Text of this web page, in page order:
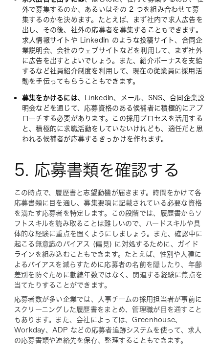
外で募集するのか、あるいはその 2 つを組み合わせて募
集するのかを決めます。たとえば、まず社内で求人広告を
出し、その後、社外の応募者を募集することもできます。
求人情報サイトや LinkedIn のような投稿サイト、合同企
業説明会、会社のウェブサイトなどを利用して、まず社外
に広告を出すとよいでしょう。また、紹介ボーナスを支給
するなど社員紹介制度を利用して、現在の従業員に採用活
動を手伝ってもらうこともできます。
募集をかけるには、LinkedIn、メール、SNS、合同企業説
明会などを通じて、応募資格のある候補者に積極的にアプ
ローチする必要があります。この採用プロセスを活用する
と、積極的に求職活動をしていないけれども、適任だと思
われる候補者が応募するきっかけを作れます。
5. 応募書類を確認する
この時点で、履歴書と志望動機が届きます。時間をかけて各
応募書類に目を通し、募集要項に記載されている必要な資格
を満たす応募者を特定します。この段階では、履歴書からソ
フトスキルを読み取ることは難しいので、ハードスキルや具
体的な経験に重点を置くようにしましょう。また、確認中に
起こる無意識のバイアス (偏見) に対処するために、ガイド
ラインを組み込むこともできます。たとえば、性別や人種に
よるバイアスを減らすために応募者の名前を隠したり、年齢
差別を防ぐために勤続年数ではなく、関連する経験に焦点を
当てたりすることができます。
応募者数が多い企業では、人事チームの採用担当者が事前に
スクリーニングした履歴書をまとめ、管理職が目を通すこと
もあります。また、会社によっては、Greenhouse、
Workday、ADP などの応募者追跡システムを使って、求人
の応募書類や連絡先を保存、整理することもできます。